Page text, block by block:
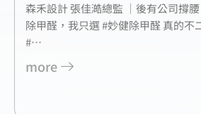
森禾設計 張佳澔總監 ｜後有公司撐
除甲醛，我只選 #妙健除甲醛 真的不
#…
more